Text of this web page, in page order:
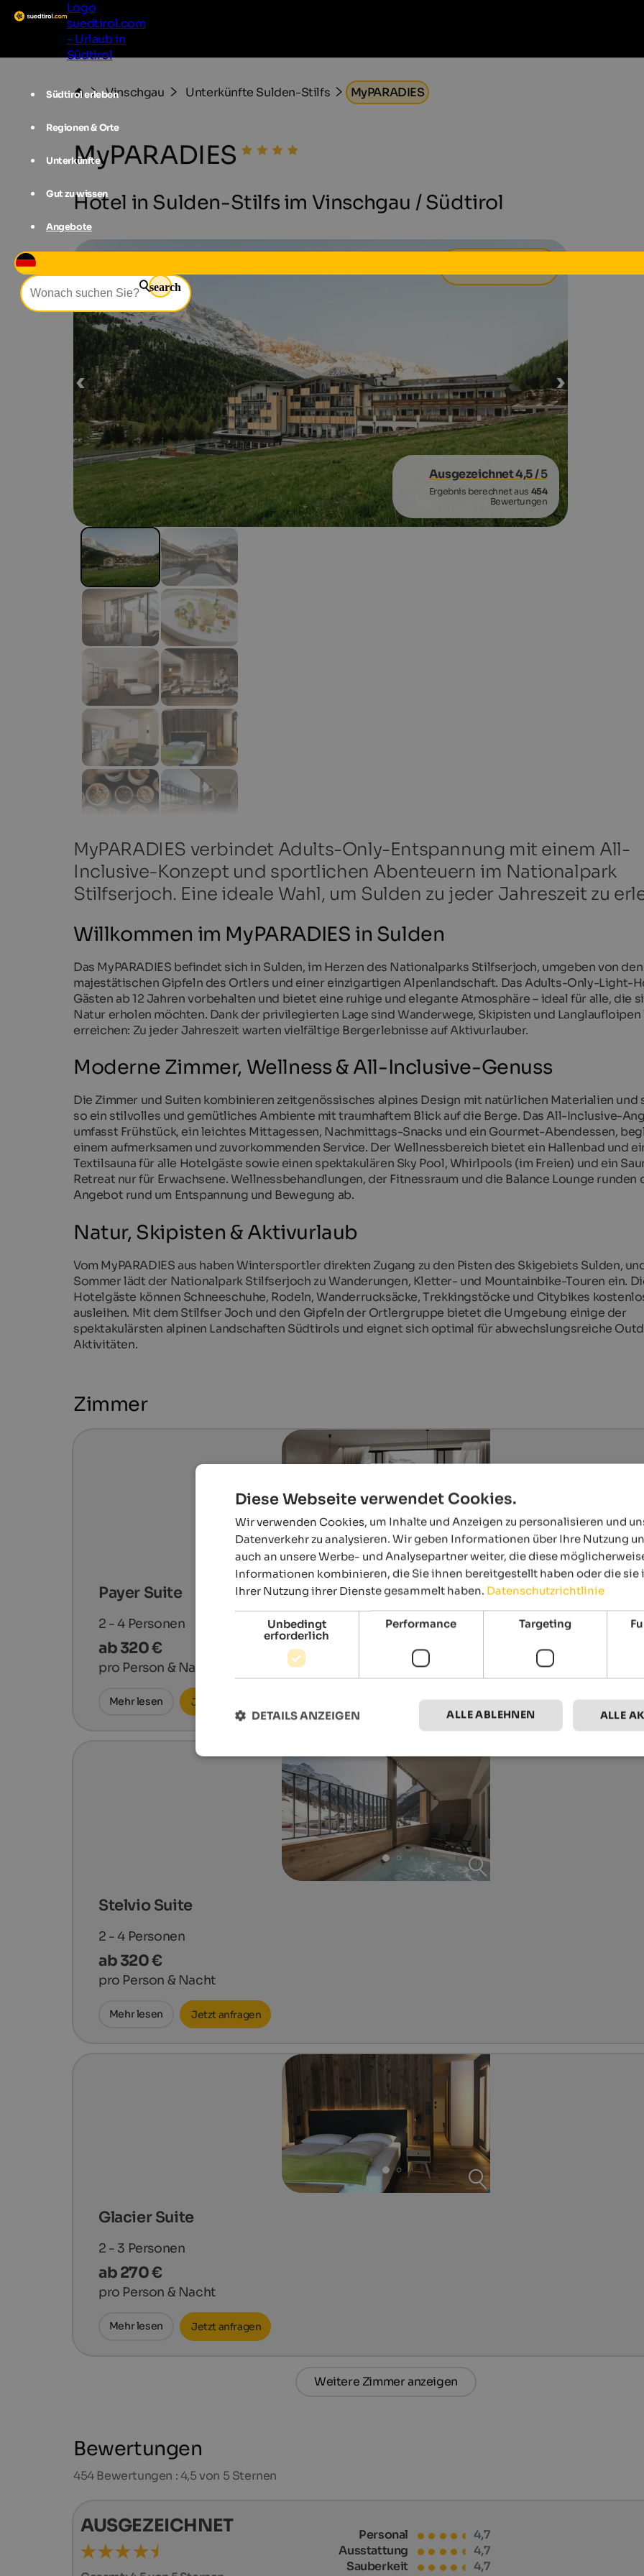
Logo
suedtirol.com
- Urlaub in
Südtirol
Südtirol erleben
Regionen & Orte
Unterkünfte
Gut zu wissen
Angebote
search
Vinschgau Unterkünfte Sulden-Stilfs MyPARADIES
MyPARADIES
Hotel in Sulden-Stilfs im Vinschgau / Südtirol
Ausgezeichnet 4,5/ 5
Ergebnis berechnet aus 454
Bewertungen
MyPARADIES verbindet Adults-Only-Entspannung mit einem All-
Inclusive-Konzept und sportlichen Abenteuern im Nationalpark
Stilfserjoch. Eine ideale Wahl, um Sulden zu jeder Jahreszeit zu
Willkommen im MyPARADIES in Sulden
Das MyPARADIES befindet sich in Sulden, im Herzen des Nationalparks Stilfserjoch, umgeben von den
majestätischen Gipfeln des Ortlers und einer einzigartigen Alpenlandschaft. Das Adults-Only-Light-
Gästen ab 12 Jahren vorbehalten und bietet eine ruhige und elegante Atmosphäre – ideal für alle, die
Natur erholen möchten. Dank der privilegierten Lage sind Wanderwege, Skipisten und Langlaufloipen
erreichen: Zu jeder Jahreszeit warten vielfältige Bergerlebnisse auf Aktivurlauber.
Moderne Zimmer, Wellness & All-Inclusive-Genuss
Die Zimmer und Suiten kombinieren zeitgenössisches alpines Design mit natürlichen Materialien und
so ein stilvolles und gemütliches Ambiente mit traumhaftem Blick auf die Berge. Das All-Inclusive-
umfasst Frühstück, ein leichtes Mittagessen, Nachmittags-Snacks und ein Gourmet-Abendessen,
einem aufmerksamen und zuvorkommenden Service. Der Wellnessbereich bietet ein Hallenbad und
Textilsauna für alle Hotelgäste sowie einen spektakulären Sky Pool, Whirlpools (im Freien) und ein
Retreat nur für Erwachsene. Wellnessbehandlungen, der Fitnessraum und die Balance Lounge runden
Angebot rund um Entspannung und Bewegung ab.
Natur, Skipisten & Aktivurlaub
Vom MyPARADIES aus haben Wintersportler direkten Zugang zu den Pisten des Skigebiets Sulden,
Sommer lädt der Nationalpark Stilfserjoch zu Wanderungen, Kletter- und Mountainbike-Touren ein.
Hotelgäste können Schneeschuhe, Rodeln, Wanderrucksäcke, Trekkingstöcke und Citybikes
ausleihen. Mit dem Stilfser Joch und den Gipfeln der Ortlergruppe bietet die Umgebung einige der
spektakulärsten alpinen Landschaften Südtirols und eignet sich optimal für abwechslungsreiche
Aktivitäten.
Zimmer
Payer Suite
2 - 4 Personen
ab 320 €
pro Person & Nacht
Mehr lesen Jetzt anfragen
Stelvio Suite
2 - 4 Personen
ab 320 €
pro Person & Nacht
Mehr lesen Jetzt anfragen
Glacier Suite
2 - 3 Personen
ab 270 €
pro Person & Nacht
Mehr lesen Jetzt anfragen
Weitere Zimmer anzeigen
Bewertungen
454Bewertungen : 4,5 von 5 Sternen
AUSGEZEICHNET Personal
4,7
Ausstattung
4,7
Sauberkeit
4,7
Diese Webseite verwendet Cookies.
Wir verwenden Cookies, um Inhalte und Anzeigen zu personalisieren und
Datenverkehr zu analysieren. Wir geben Informationen über Ihre Nutzung
auch an unsere Werbe- und Analysepartner weiter, die diese
Informationen kombinieren, die Sie ihnen bereitgestellt haben oder die sie
Ihrer Nutzung ihrer Dienste gesammelt haben. Datenschutzrichtlinie
Unbedingt
erforderlich
Performance Targeting
ALLE
ALLE ABLEHNEN
DETAILS ANZEIGEN